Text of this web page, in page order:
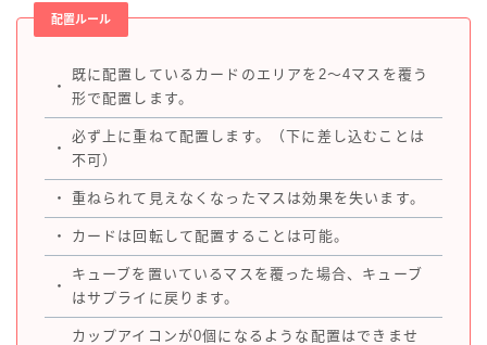
配置ルール
・
既に配置しているカードのエリアを2〜4マスを覆う
形で配置します。
・
必ず上に重ねて配置します。（下に差し込むことは
不可）
・ 重ねられて見えなくなったマスは効果を失います。
・ カードは回転して配置することは可能。
・
キューブを置いているマスを覆った場合、キューブ
はサプライに戻ります。
カップアイコンが0個になるような配置はできませ